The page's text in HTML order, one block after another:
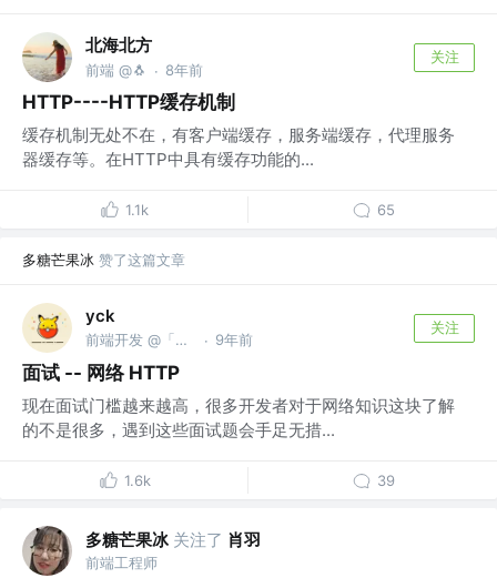
北海北方
前端 @🐧 · 8年前
关注
HTTP----HTTP缓存机制
缓存机制无处不在，有客户端缓存，服务端缓存，代理服务
器缓存等。在HTTP中具有缓存功能的...
1.1k 65
多糖芒果冰 赞了这篇文章
yck
前端开发 @「前端真好玩」公众号作者 · 9年前
关注
面试 -- 网络 HTTP
现在面试门槛越来越高，很多开发者对于网络知识这块了解
的不是很多，遇到这些面试题会手足无措...
1.6k 39
多糖芒果冰 关注了 肖羽
前端工程师